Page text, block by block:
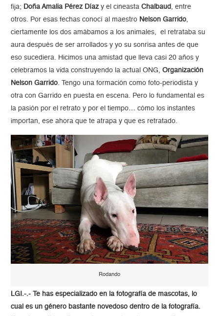
fija; Doña Amalia Pérez Díaz y el cineastaChalbaud , entre
otros. Por esas fechas conocí al maestro Nelson Garrido,
ciertamente los dos amábamos a los animales, el retrataba su
aura después de ser arrollados y yo su sonrisa antes de que
eso sucediera. Hicimos una amistad que lleva casi 20 años y
celebramos la vida construyendo la actual ONG,Organización
Nelson Garrido. Tengo una formación como foto-periodista y
otra con Garrido en puesta en escena. Pero lo fundamental es
la pasión por el retrato y por el tiempo… cómo los instantes
importan, ese ahora que te atrapa y que es retratado.
Rodando
LGI.-.- Te has especializado en la fotografía de mascotas, lo
cual es un género bastante novedoso dentro de la fotografía.